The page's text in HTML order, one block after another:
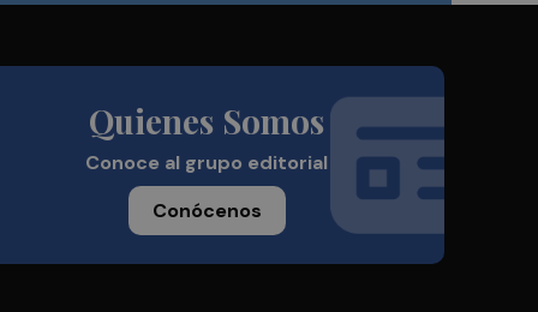
Quienes Somos
Conoce al grupo editorial
Conócenos